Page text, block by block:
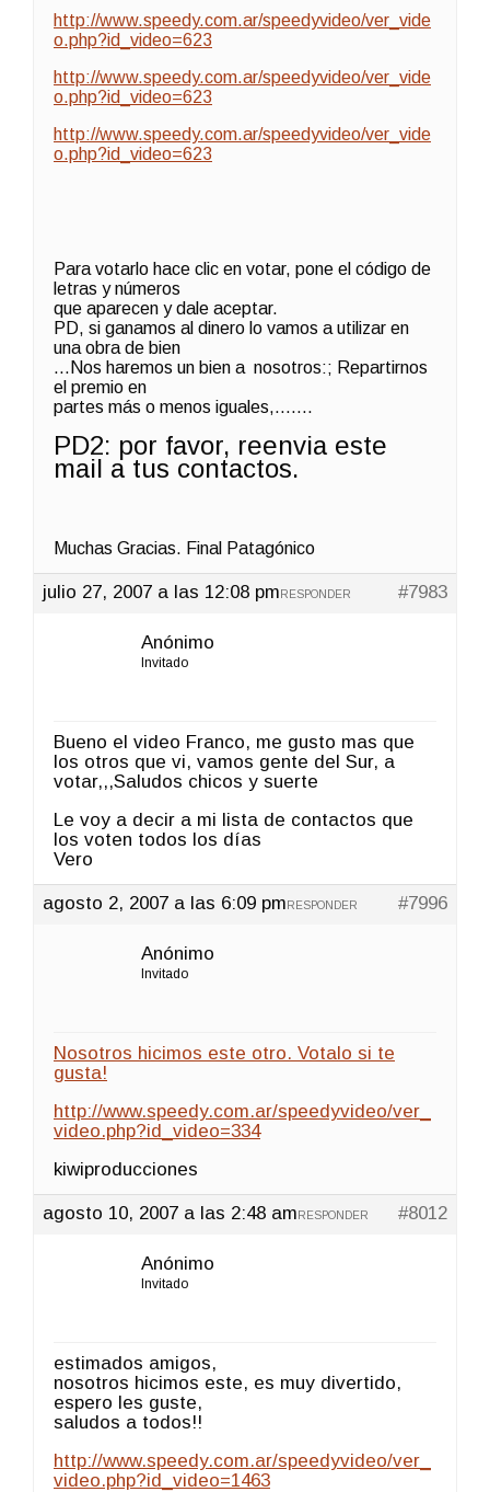
http://www.speedy.com.ar/speedyvideo/ver_vide
o.php?id_video=623
http://www.speedy.com.ar/speedyvideo/ver_vide
o.php?id_video=623
http://www.speedy.com.ar/speedyvideo/ver_vide
o.php?id_video=623
Para votarlo hace clic en votar, pone el código de
letras y números
que aparecen y dale aceptar.
PD, si ganamos al dinero lo vamos a utilizar en
una obra de bien
…Nos haremos un bien a nosotros:; Repartirnos
el premio en
partes más o menos iguales,…….
PD2: por favor, reenvia este
mail a tus contactos.
Muchas Gracias. Final Patagónico
julio 27, 2007 a las 12:08 pm #7983
RESPONDER
Anónimo
Invitado
Bueno el video Franco, me gusto mas que
los otros que vi, vamos gente del Sur, a
votar,,,Saludos chicos y suerte
Le voy a decir a mi lista de contactos que
los voten todos los días
Vero
agosto 2, 2007 a las 6:09 pm #7996
RESPONDER
Anónimo
Invitado
Nosotros hicimos este otro. Votalo si te
gusta!
http://www.speedy.com.ar/speedyvideo/ver_
video.php?id_video=334
kiwiproducciones
agosto 10, 2007 a las 2:48 am #8012
RESPONDER
Anónimo
Invitado
estimados amigos,
nosotros hicimos este, es muy divertido,
espero les guste,
saludos a todos!!
http://www.speedy.com.ar/speedyvideo/ver_
video.php?id_video=1463